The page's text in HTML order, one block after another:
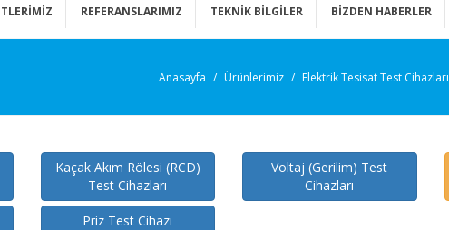
REFERANSLARIMIZ TEKNİK BİLGİLER BİZDEN HABERLER
Anasayfa Ürünlerimiz Elektrik Tesisat Test Cihazları
Kaçak Akım Rölesi (RCD)
Test Cihazları
Voltaj (Gerilim) Test
Cihazları
Priz Test Cihazı